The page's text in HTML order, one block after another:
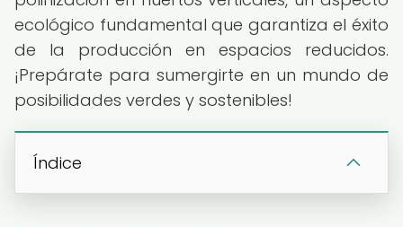
ecológico fundamental que garantiza el éxito
de la producción en espacios reducidos.
¡Prepárate para sumergirte en un mundo de
posibilidades verdes y sostenibles!
Índice